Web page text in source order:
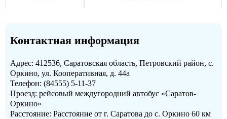
Контактная информация
Адрес: 412536, Саратовская область, Петровский район, с.
Оркино, ул. Кооперативная, д. 44а
Телефон: (84555) 5-11-37
Проезд: рейсовый междугородний автобус «Саратов-
Оркино»
Расстояние: Расстояние от г. Саратова до с. Оркино 60 км